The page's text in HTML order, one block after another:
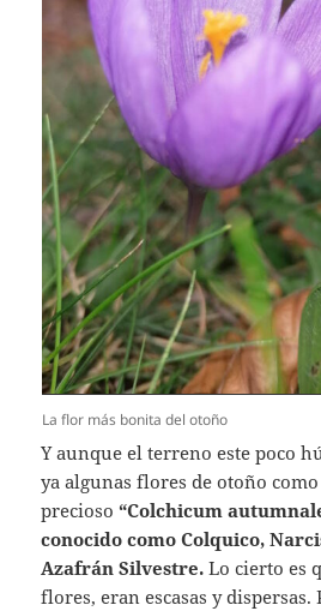
La flor más bonita del otoño
Y aunque el terreno este poco
ya algunas flores de otoño
precioso“Colchicum
conocido como Colquico,
Azafrán Silvestre. Lo cierto es
flores, eran escasas y